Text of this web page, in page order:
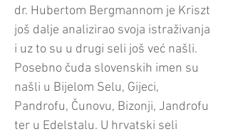
dr. Hubertom Bergmannom je Kriszt
još dalje analizirao svoja istraživanja
i uz to su u drugi seli još već našli.
Posebno čuda slovenskih imen su
našli u Bijelom Selu, Gijeci,
Pandrofu, Čunovu, Bizonji, Jandrofu
ter u Edelstalu. U hrvatski seli